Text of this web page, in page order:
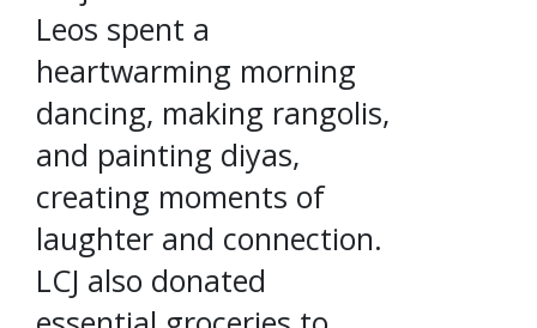
Leos spent a
heartwarming morning
dancing, making rangolis,
and painting diyas,
creating moments of
laughter and connection.
LCJ also donated